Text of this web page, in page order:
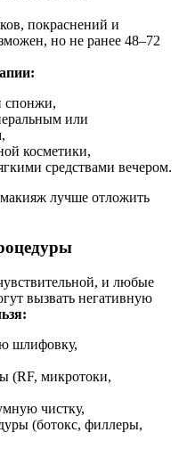
покраснений и
но не ранее 48–72
спонжи,
или
косметики,
средствами вечером.
лучше отложить
и любые
вызвать негативную
шлифовку,
(RF, микротоки,
чистку,
(ботокс, филлеры,